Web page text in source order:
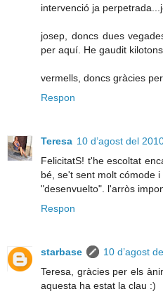
intervenció ja
josep, doncs dues
per aquí. He gaudit
vermells, doncs gràcies
Respon
Teresa 10 d’agost del
FelicitatS! t'he escoltat
bé, se't sent molt cómode i
"desenvuelto". l'arròs
Respon
starbase
10 d’agost
Teresa, gràcies per els
aquesta ha estat la clau :)